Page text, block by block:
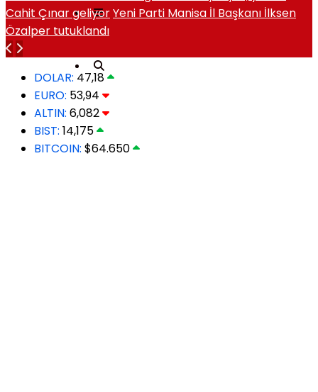
Cahit Çınar geliyorYeni Parti Manisa İl Başkanı İlksen
Özalper tutuklandı
DOLAR: 47,18
EURO: 53,94
ALTIN: 6,082
BIST: 14,175
BITCOIN: $64.650